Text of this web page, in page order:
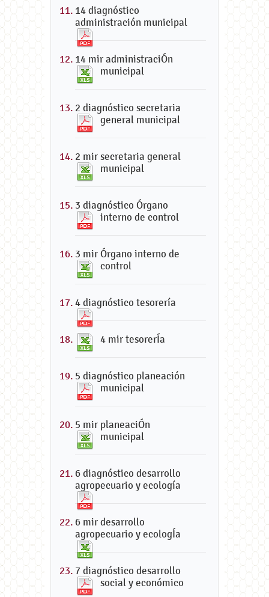
14 diagnóstico
administración municipal
14 mir administraciÓn
municipal
2 diagnóstico secretaria
general municipal
2 mir secretaria general
municipal
3 diagnóstico Órgano
interno de control
3 mir Órgano interno de
control
4 diagnóstico tesorería
4 mir tesorerÍa
5 diagnóstico planeación
municipal
5 mir planeaciÓn
municipal
6 diagnóstico desarrollo
agropecuario y ecología
6 mir desarrollo
agropecuario y ecologÍa
7 diagnóstico desarrollo
social y económico